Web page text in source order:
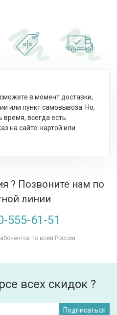
в момент доставки,
или пункт самовывоза. Но,
всегда есть
на сайте: картой или
? Позвоните нам по
линии
555-61-51
по всей России
всех скидок ?
Подписаться